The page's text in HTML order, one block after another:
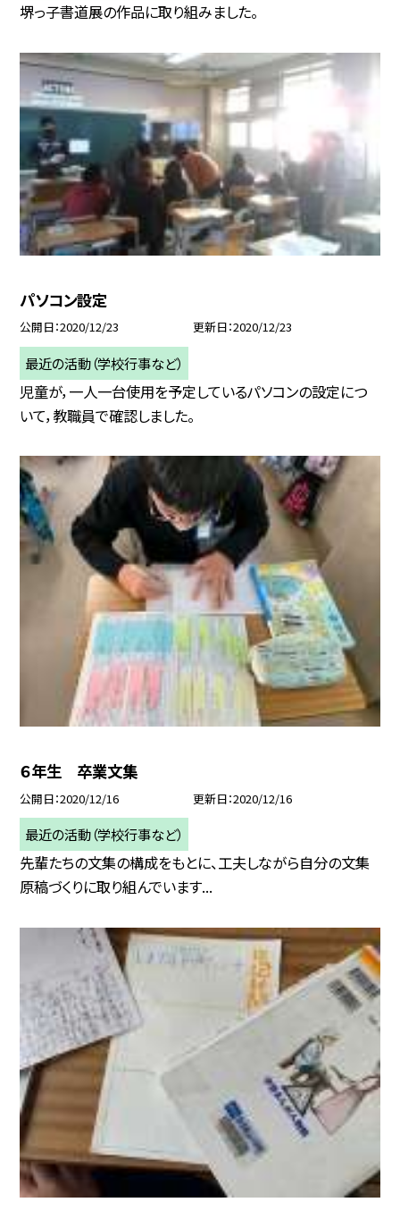
堺っ子書道展の作品に取り組みました。
パソコン設定
公開日 2020/12/23 更新日 2020/12/23
最近の活動（学校行事など）
児童が，一人一台使用を予定しているパソコンの設定につ
いて，教職員で確認しました。
６年生 卒業文集
公開日 2020/12/16 更新日 2020/12/16
最近の活動（学校行事など）
先輩たちの文集の構成をもとに、工夫しながら自分の文集
原稿づくりに取り組んでいます...